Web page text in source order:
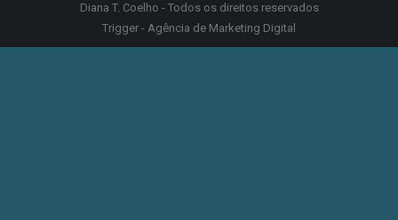
Diana T. Coelho - Todos os direitos reservados
Trigger - Agência de Marketing Digital